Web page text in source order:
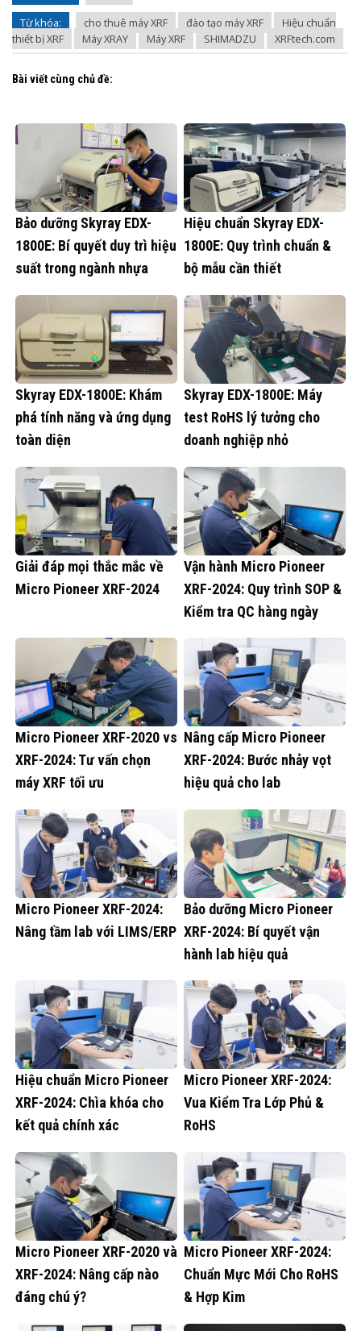
Từ khóa:
cho thuê máy XRF đào tạo máy XRF
Hiệu chuẩn
thiết bị XRF
Máy XRAY Máy XRF SHIMADZU XRFtech.com
Bài viết cùng chủ đề:
Bảo dưỡng Skyray EDX-
1800E: Bí quyết duy trì hiệu
suất trong ngành nhựa
Hiệu chuẩn Skyray EDX-
1800E: Quy trình chuẩn &
bộ mẫu cần thiết
Skyray EDX-1800E: Khám
phá tính năng và ứng dụng
toàn diện
Skyray EDX-1800E: Máy
test RoHS lý tưởng cho
doanh nghiệp nhỏ
Giải đáp mọi thắc mắc về
Micro Pioneer XRF-2024
Vận hành Micro Pioneer
XRF-2024: Quy trình SOP &
Kiểm tra QC hàng ngày
Micro Pioneer XRF-2020 vs
XRF-2024: Tư vấn chọn
máy XRF tối ưu
Nâng cấp Micro Pioneer
XRF-2024: Bước nhảy vọt
hiệu quả cho lab
Micro Pioneer XRF-2024:
Nâng tầm lab với LIMS/ERP
Bảo dưỡng Micro Pioneer
XRF-2024: Bí quyết vận
hành lab hiệu quả
Hiệu chuẩn Micro Pioneer
XRF-2024: Chìa khóa cho
kết quả chính xác
Micro Pioneer XRF-2024:
Vua Kiểm Tra Lớp Phủ &
RoHS
Micro Pioneer XRF-2020 và
XRF-2024: Nâng cấp nào
đáng chú ý?
Micro Pioneer XRF-2024:
Chuẩn Mực Mới Cho RoHS
& Hợp Kim